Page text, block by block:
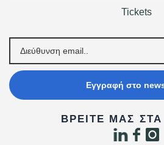
Tickets
Εγγραφή στο
ΒΡΕΊΤΕ ΜΑΣ ΣΤΑ